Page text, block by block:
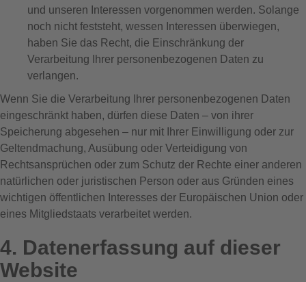
und unseren Interessen vorgenommen werden. Solange
noch nicht feststeht, wessen Interessen überwiegen,
haben Sie das Recht, die Einschränkung der
Verarbeitung Ihrer personenbezogenen Daten zu
verlangen.
Wenn Sie die Verarbeitung Ihrer personenbezogenen Daten
eingeschränkt haben, dürfen diese Daten – von ihrer
Speicherung abgesehen – nur mit Ihrer Einwilligung oder zur
Geltendmachung, Ausübung oder Verteidigung von
Rechtsansprüchen oder zum Schutz der Rechte einer anderen
natürlichen oder juristischen Person oder aus Gründen eines
wichtigen öffentlichen Interesses der Europäischen Union oder
eines Mitgliedstaats verarbeitet werden.
4. Datenerfassung auf dieser
Website